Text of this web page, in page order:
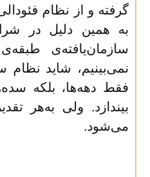
گرفته و از نظام
به همین دلیل در
سازمان‌یافته‌ی
نمی‌بینیم، شاید نظام
فقط دهه‌ها، بلکه
بیندازد. ولی به‌هر
می‌شود.